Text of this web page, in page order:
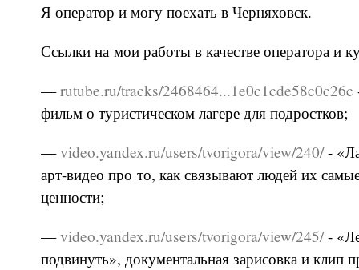
Я оператор и могу поехать в Черняховск.
Ссылки на мои работы в качестве оператора и
—rutube.ru/tracks/2468464...1e0c1cde58c0c26c
фильм о туристическом лагере для подростков;
—video.yandex.ru/users/tvorigora/view/240/-
арт-видео про то, как связывают людей их
ценности;
—video.yandex.ru/users/tvorigora/view/245/-
подвинуть», документальная зарисовка и клип